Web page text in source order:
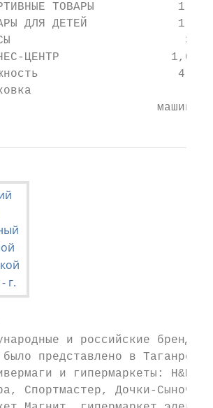
ТОВАРЫ
ДЛЯ ДЕТЕЙ
300
ЦЕНТР                1,000
4
и российские
представлено в
и гипермаркеты:
Спортмастер, Дочки-